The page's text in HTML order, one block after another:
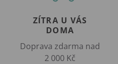
ZÍTRA U VÁS
DOMA
Doprava zdarma nad
2 000 Kč